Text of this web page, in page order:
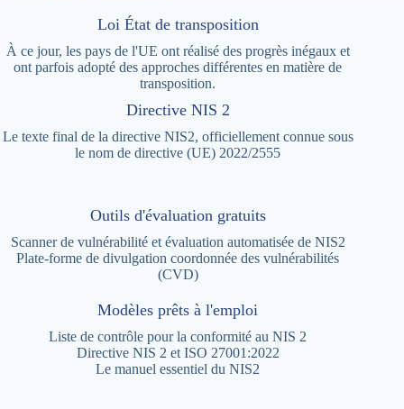
Loi État de transposition
À ce jour, les pays de l'UE ont réalisé des progrès inégaux et
ont parfois adopté des approches différentes en matière de
transposition.
Directive NIS 2
Le texte final de la directive NIS2, officiellement connue sous
le nom de directive (UE) 2022/2555
Outils d'évaluation gratuits
Scanner de vulnérabilité et évaluation automatisée de NIS2
Plate-forme de divulgation coordonnée des vulnérabilités
(CVD)
Modèles prêts à l'emploi
Liste de contrôle pour la conformité au NIS 2
Directive NIS 2 et ISO 27001:2022
Le manuel essentiel du NIS2